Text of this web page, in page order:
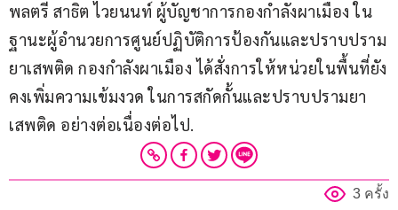
พลตรี สาธิต ไวยนนท์ ผู้บัญชาการกองกำลังผาเมือง ใน
ฐานะผู้อำนวยการศูนย์ปฏิบัติการป้องกันและปราบปราม
ยาเสพติด กองกำลังผาเมือง ได้สั่งการให้หน่วยในพื้นที่ยัง
คงเพิ่มความเข้มงวด ในการสกัดกั้นและปราบปรามยา
เสพติด อย่างต่อเนื่องต่อไป.
3 ครั้ง